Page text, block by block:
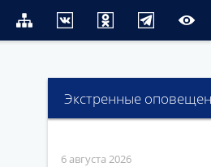
Экстренные
6 августа 2026